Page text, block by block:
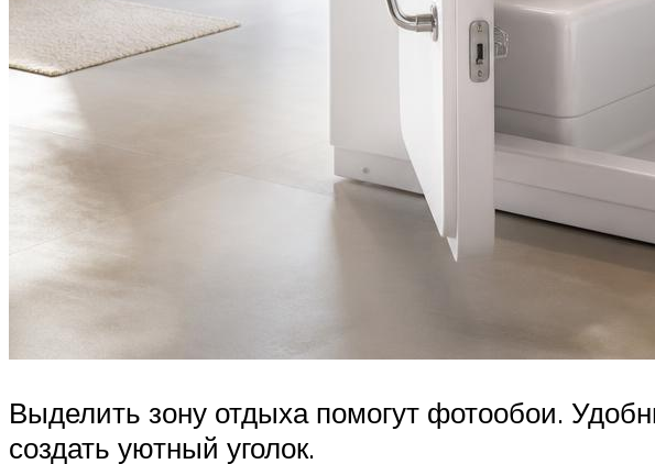
Выделить зону отдыха помогут фотообои.
создать уютный уголок.